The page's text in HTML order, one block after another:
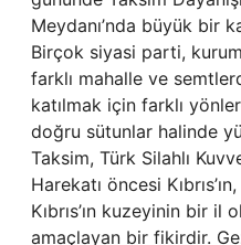
Meydanı’nda büyük bir
Birçok siyasi parti,
farklı mahalle ve
katılmak için farklı
doğru sütunlar halinde
Taksim, Türk Silahlı
Harekatı öncesi
Kıbrıs’ın kuzeyinin bir il
amaçlayan bir fikirdir.